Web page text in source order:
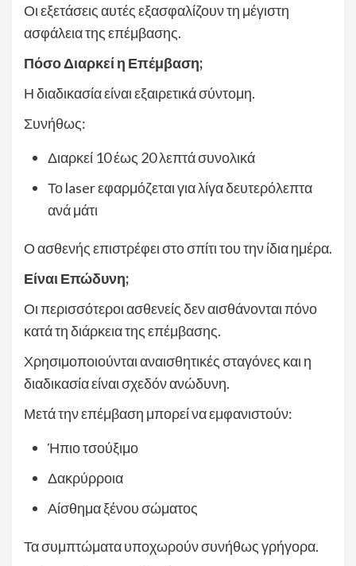
Οι εξετάσεις αυτές εξασφαλίζουν τη μέγιστη
ασφάλεια της επέμβασης.
Πόσο Διαρκεί η Επέμβαση;
Η διαδικασία είναι εξαιρετικά σύντομη.
Συνήθως:
Διαρκεί 10 έως 20 λεπτά συνολικά
Το laser εφαρμόζεται για λίγα δευτερόλεπτα
ανά μάτι
Ο ασθενής επιστρέφει στο σπίτι του την ίδια ημέρα.
Είναι Επώδυνη;
Οι περισσότεροι ασθενείς δεν αισθάνονται πόνο
κατά τη διάρκεια της επέμβασης.
Χρησιμοποιούνται αναισθητικές σταγόνες και η
διαδικασία είναι σχεδόν ανώδυνη.
Μετά την επέμβαση μπορεί να εμφανιστούν:
Ήπιο τσούξιμο
Δακρύρροια
Αίσθημα ξένου σώματος
Τα συμπτώματα υποχωρούν συνήθως γρήγορα.